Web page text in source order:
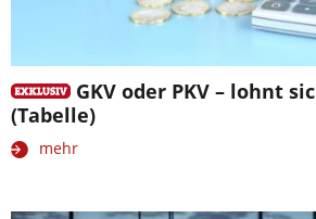
GKV oder PKV – lohnt
(Tabelle)
mehr